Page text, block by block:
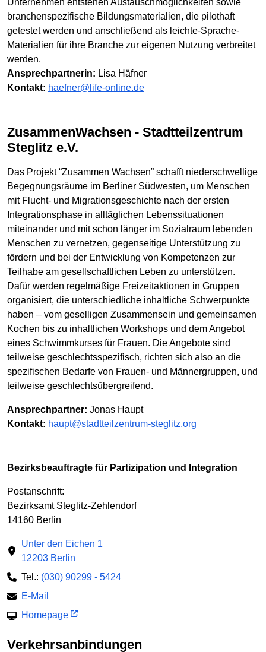
branchenspezifische Bildungsmaterialien, die pilothaft
getestet werden und anschließend als leichte-Sprache-
Materialien für ihre Branche zur eigenen Nutzung verbreitet
werden.
Ansprechpartnerin: Lisa Häfner
Kontakt: haefner@life-online.de
ZusammenWachsen - Stadtteilzentrum
Steglitz e.V.
Das Projekt “Zusammen Wachsen” schafft niederschwellige
Begegnungsräume im Berliner Südwesten, um Menschen
mit Flucht- und Migrationsgeschichte nach der ersten
Integrationsphase in alltäglichen Lebenssituationen
miteinander und mit schon länger im Sozialraum lebenden
Menschen zu vernetzen, gegenseitige Unterstützung zu
fördern und bei der Entwicklung von Kompetenzen zur
Teilhabe am gesellschaftlichen Leben zu unterstützen.
Dafür werden regelmäßige Freizeitaktionen in Gruppen
organisiert, die unterschiedliche inhaltliche Schwerpunkte
haben – vom geselligen Zusammensein und gemeinsamen
Kochen bis zu inhaltlichen Workshops und dem Angebot
eines Schwimmkurses für Frauen. Die Angebote sind
teilweise geschlechtsspezifisch, richten sich also an die
spezifischen Bedarfe von Frauen- und Männergruppen, und
teilweise geschlechtsübergreifend.
Ansprechpartner: Jonas Haupt
Kontakt: haupt@stadtteilzentrum-steglitz.org
Bezirksbeauftragte für Partizipation und Integration
Postanschrift:
Bezirksamt Steglitz-Zehlendorf
14160 Berlin
Unter den Eichen 1
12203 Berlin
Tel.: (030) 90299 - 5424
E-Mail
Homepage
Verkehrsanbindungen